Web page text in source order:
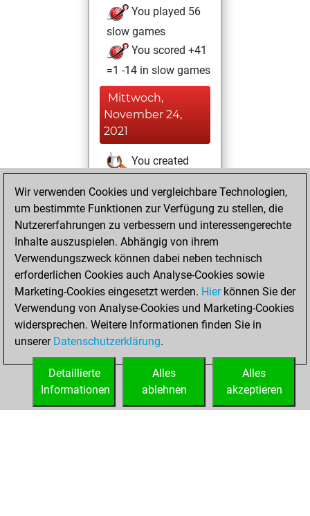
You played 56
slow games
You scored +41
=1 -14 in slow games
Mittwoch,
November 24,
2021
You created
Studies
Dienstag,
März 23, 2021
You achieved a
BeautyScore of 1
Fritz
You
achieved a new Elo
of 1591
You created
your Fritz account
Wir verwenden Cookies und vergleichbare Technologien,
um bestimmte Funktionen zur Verfügung zu stellen, die
Nutzererfahrungen zu verbessern und interessengerechte
Inhalte auszuspielen. Abhängig von ihrem
Verwendungszweck können dabei neben technisch
erforderlichen Cookies auch Analyse-Cookies sowie
Marketing-Cookies eingesetzt werden. Hierkönnen Sie der
Verwendung von Analyse-Cookies und Marketing-Cookies
widersprechen. Weitere Informationen finden Sie in
unserer Datenschutzerklärung.
Alles
akzeptieren
Alles
ablehnen
Detaillierte
Informationen